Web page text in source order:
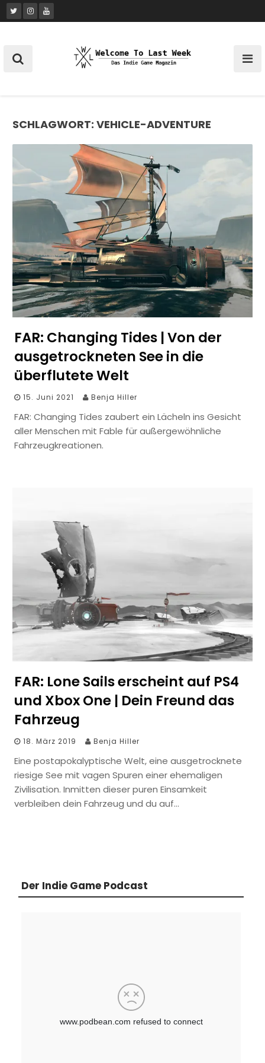
Skip
to
SCHLAGWORT: VEHICLE-ADVENTURE
FAR: Changing Tides | Von der
ausgetrockneten See in die
überflutete Welt
15. Juni 2021 Benja Hiller
FAR: Changing Tides zaubert ein Lächeln ins Gesicht
aller Menschen mit Fable für außergewöhnliche
Fahrzeugkreationen.
FAR: Lone Sails erscheint auf PS4
und Xbox One | Dein Freund das
Fahrzeug
18. März 2019 Benja Hiller
Eine postapokalyptische Welt, eine ausgetrocknete
riesige See mit vagen Spuren einer ehemaligen
Zivilisation. Inmitten dieser puren Einsamkeit
verbleiben dein Fahrzeug und du auf…
Der Indie Game Podcast